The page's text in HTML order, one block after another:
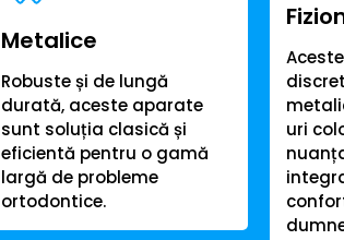
Metalice
Robuste și de lungă
durată, aceste aparate
sunt soluția clasică și
eficientă pentru o gamă
largă de probleme
ortodontice.
uri